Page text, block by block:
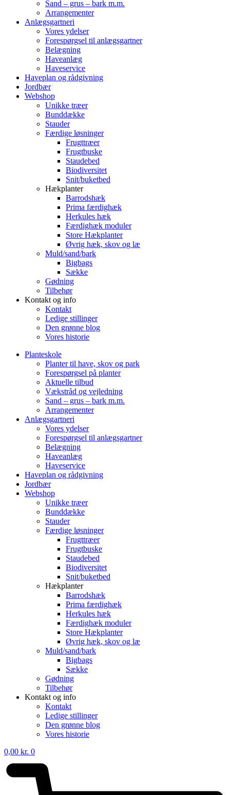
Sand – grus – bark m.m.
Arrangementer
Anlægsgartneri
Vores ydelser
Forespørgsel til anlægsgartner
Belægning
Haveanlæg
Haveservice
Haveplan og rådgivning
Jordbær
Webshop
Unikke træer
Bunddække
Stauder
Færdige løsninger
Frugttræer
Frugtbuske
Staudebed
Biodiversitet
Snit/buketbed
Hækplanter
Barrodshæk
Prima færdighæk
Herkules hæk
Færdighæk moduler
Store Hækplanter
Øvrig hæk, skov og læ
Muld/sand/bark
Bigbags
Sække
Gødning
Tilbehør
Kontakt og info
Kontakt
Ledige stillinger
Den grønne blog
Vores historie
Planteskole
Planter til have, skov og park
Forespørgsel på planter
Aktuelle tilbud
Vækstråd og vejledning
Sand – grus – bark m.m.
Arrangementer
Anlægsgartneri
Vores ydelser
Forespørgsel til anlægsgartner
Belægning
Haveanlæg
Haveservice
Haveplan og rådgivning
Jordbær
Webshop
Unikke træer
Bunddække
Stauder
Færdige løsninger
Frugttræer
Frugtbuske
Staudebed
Biodiversitet
Snit/buketbed
Hækplanter
Barrodshæk
Prima færdighæk
Herkules hæk
Færdighæk moduler
Store Hækplanter
Øvrig hæk, skov og læ
Muld/sand/bark
Bigbags
Sække
Gødning
Tilbehør
Kontakt og info
Kontakt
Ledige stillinger
Den grønne blog
Vores historie
0,00 kr. 0